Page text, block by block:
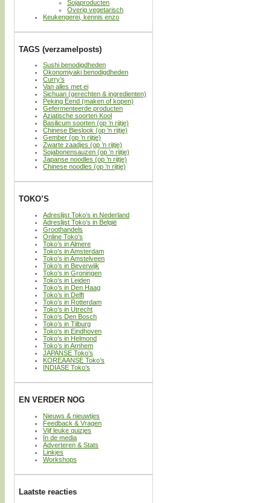
Sojaproducten
Overig vegetarisch
Keukengerei, kennis enzo
TAGS (verzamelposts)
Sushi benodigdheden
Okonomiyaki benodigdheden
Curry’s
Van alles met ei
Sichuan (gerechten & ingredienten)
Peking Eend (maken of kopen)
Gefermenteerde producten
Aziatische soorten Kool
Basilicum soorten (op ’n rijtje)
Chinese Bieslook (op ’n rijtje)
Gember (op ’n rijtje)
Zwarte zaadjes (op ’n rijtje)
Sojabonensauzen (op ’n rijtje)
Japanse noodles (op ’n rijtje)
Chinese noodles (op ’n rijtje)
TOKO’S
Adreslijst Toko’s in Nederland
Adreslijst Toko’s in België
Groothandels
Online Toko’s
Toko’s in Almere
Toko’s in Amsterdam
Toko’s in Amstelveen
Toko’s in Beverwijk
Toko’s in Groningen
Toko’s in Leiden
Toko’s in Den Haag
Toko’s in Delft
Toko’s in Rotterdam
Toko’s in Utrecht
Toko’s Den Bosch
Toko’s in Tilburg
Toko’s in Eindhoven
Toko’s in Helmond
Toko’s in Arnhem
JAPANSE Toko’s
KOREAANSE Toko’s
INDIASE Toko’s
EN VERDER NOG
Nieuws & nieuwtjes
Feedback & Vragen
Vijf leuke quizjes
In de media
Adverteren & Stats
Linkjes
Workshops
Laatste reacties